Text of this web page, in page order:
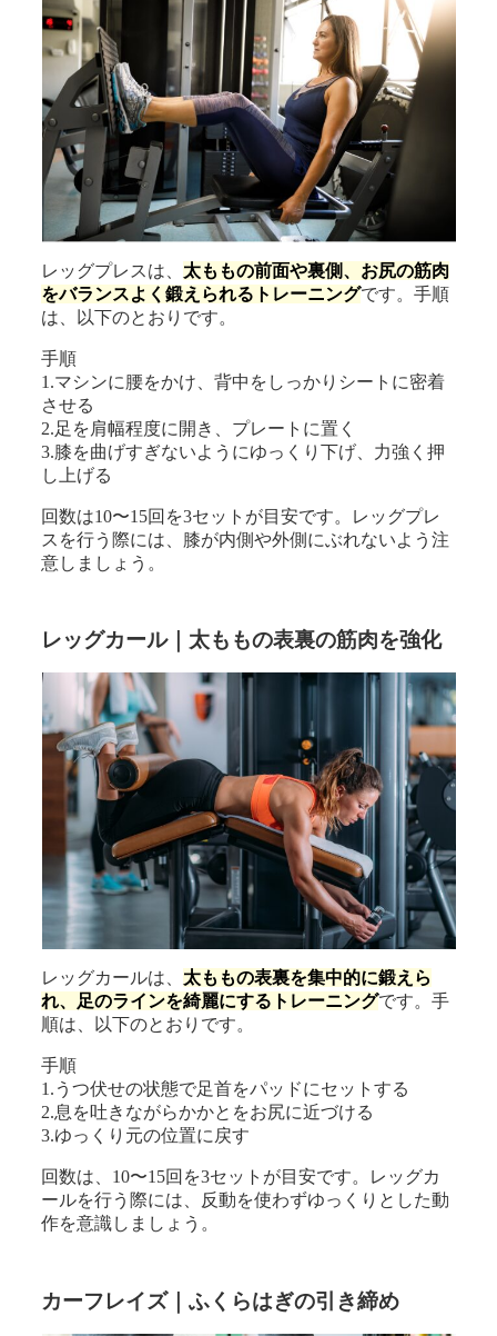
レッグプレスは、 太ももの前面や裏側、お尻の筋肉
をバランスよく鍛えられるトレーニングです。手順
は、以下のとおりです。
手順
1.マシンに腰をかけ、背中をしっかりシートに密着
させる
2.足を肩幅程度に開き、プレートに置く
3.膝を曲げすぎないようにゆっくり下げ、力強く押
し上げる
回数は10〜15回を3セットが目安です。レッグプレ
スを行う際には、膝が内側や外側にぶれないよう注
意しましょう。
レッグカール｜太ももの表裏の筋肉を強化
レッグカールは、 太ももの表裏を集中的に鍛えら
れ、足のラインを綺麗にするトレーニングです。手
順は、以下のとおりです。
手順
1.うつ伏せの状態で足首をパッドにセットする
2.息を吐きながらかかとをお尻に近づける
3.ゆっくり元の位置に戻す
回数は、10〜15回を3セットが目安です。レッグカ
ールを行う際には、反動を使わずゆっくりとした動
作を意識しましょう。
カーフレイズ｜ふくらはぎの引き締め